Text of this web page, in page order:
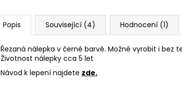
Popis Související (4) Hodnocení (1)
Řezaná nálepka v černé barvě. Možné vyrobit i
Životnost nálepky cca 5 let
Návod k lepení najdete zde.